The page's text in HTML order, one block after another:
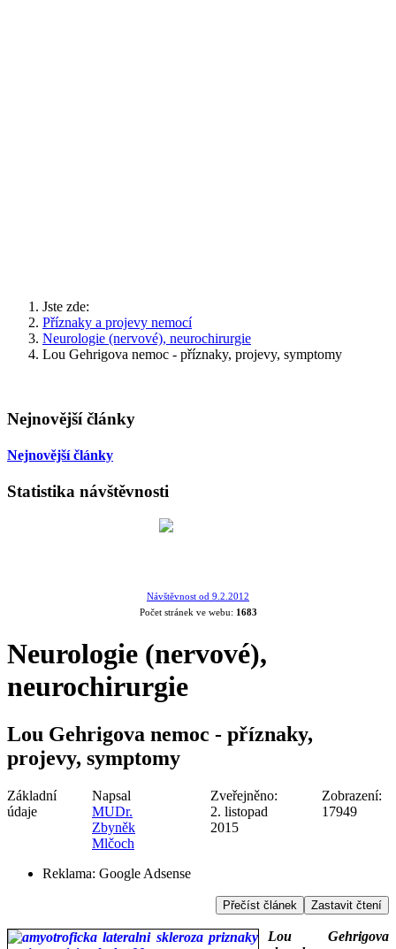
Jste zde:
Příznaky a projevy nemocí
Neurologie (nervové), neurochirurgie
Lou Gehrigova nemoc - příznaky, projevy, symptomy
Nejnovější články
Nejnovější články
Statistika návštěvnosti
Návštěvnost od 9.2.2012
Počet stránek ve webu: 1683
Neurologie (nervové),
neurochirurgie
Lou Gehrigova nemoc - příznaky,
projevy, symptomy
Základní
údaje
Napsal
MUDr.
Zbyněk
Mlčoch
Zveřejněno:
2. listopad
2015
Zobrazení:
17949
Reklama: Google Adsense
Přečíst článek Zastavit čtení
Lou Gehrigova